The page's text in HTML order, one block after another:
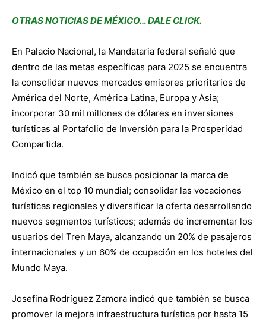
OTRAS NOTICIAS DE MÉXICO… DALE CLICK.
En Palacio Nacional, la Mandataria federal señaló que
dentro de las metas específicas para 2025 se encuentra
la consolidar nuevos mercados emisores prioritarios de
América del Norte, América Latina, Europa y Asia;
incorporar 30 mil millones de dólares en inversiones
turísticas al Portafolio de Inversión para la Prosperidad
Compartida.
Indicó que también se busca posicionar la marca de
México en el top 10 mundial; consolidar las vocaciones
turísticas regionales y diversificar la oferta desarrollando
nuevos segmentos turísticos; además de incrementar los
usuarios del Tren Maya, alcanzando un 20% de pasajeros
internacionales y un 60% de ocupación en los hoteles del
Mundo Maya.
Josefina Rodríguez Zamora indicó que también se busca
promover la mejora infraestructura turística por hasta 15